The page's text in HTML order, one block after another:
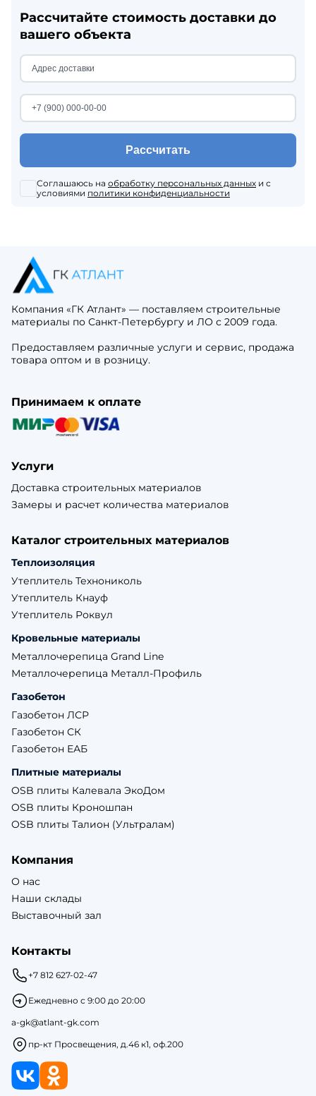
Рассчитайте стоимость доставки до
вашего объекта
Рассчитать
Соглашаюсь на обработку персональных данных и с
условиями политики конфиденциальности
Компания «ГК Атлант» — поставляем строительные
материалы по Санкт-Петербургу и ЛО с 2009 года.
Предоставляем различные услуги и сервис, продажа
товара оптом и в розницу.
Принимаем к оплате
Услуги
Доставка строительных материалов
Замеры и расчет количества материалов
Каталог строительных материалов
Теплоизоляция
Утеплитель Технониколь
Утеплитель Кнауф
Утеплитель Роквул
Кровельные материалы
Металлочерепица Grand Line
Металлочерепица Металл-Профиль
Газобетон
Газобетон ЛСР
Газобетон СК
Газобетон ЕАБ
Плитные материалы
OSB плиты Калевала ЭкоДом
OSB плиты Кроношпан
OSB плиты Талион (Ультралам)
Компания
О нас
Наши склады
Выставочный зал
Контакты
+7 812 627-02-47
Ежедневно с 9:00 до 20:00
a-gk@atlant-gk.com
пр-кт Просвещения, д.46 к1, оф.200